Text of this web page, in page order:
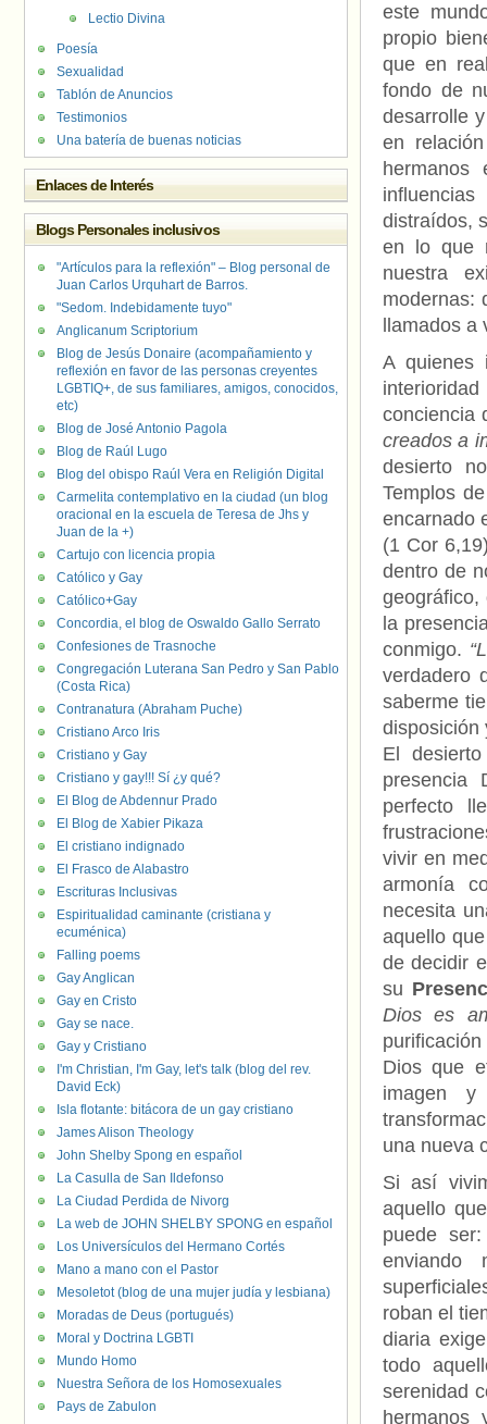
este
propio
que en
fondo de
desarrolle
en
distraídos,
en lo que
nuestra
modernas:
llamados a
A quienes
conciencia
creados a
desierto
Templos
encarnado
(1 Cor
dentro de
geográfico,
la
conmigo.
verdadero
saberme
disposición
El
presencia
perfecto
vivir en
armonía
necesita
aquello
de decidir
su
Dios es
Dios que
imagen
una nueva
Si así
aquello
puede
enviando
roban el
diaria
todo
serenidad
hermanos
Lectio Divina
Poesía
Sexualidad
Tablón de Anuncios
Testimonios
Una batería de buenas noticias
Enlaces de Interés
Blogs Personales inclusivos
"Artículos para la reflexión" – Blog personal de
Juan Carlos Urquhart de Barros.
"Sedom. Indebidamente tuyo"
Anglicanum Scriptorium
Blog de Jesús Donaire (acompañamiento y
reflexión en favor de las personas creyentes
LGBTIQ+, de sus familiares, amigos, conocidos,
etc)
Blog de José Antonio Pagola
Blog de Raúl Lugo
Blog del obispo Raúl Vera en Religión Digital
Carmelita contemplativo en la ciudad (un blog
oracional en la escuela de Teresa de Jhs y
Juan de la +)
Cartujo con licencia propia
Católico y Gay
Católico+Gay
Concordia, el blog de Oswaldo Gallo Serrato
Confesiones de Trasnoche
Congregación Luterana San Pedro y San Pablo
(Costa Rica)
Contranatura (Abraham Puche)
Cristiano Arco Iris
Cristiano y Gay
Cristiano y gay!!! Sí ¿y qué?
El Blog de Abdennur Prado
El Blog de Xabier Pikaza
El cristiano indignado
El Frasco de Alabastro
Escrituras Inclusivas
Espiritualidad caminante (cristiana y
ecuménica)
Falling poems
Gay Anglican
Gay en Cristo
Gay se nace.
Gay y Cristiano
I'm Christian, I'm Gay, let's talk (blog del rev.
David Eck)
Isla flotante: bitácora de un gay cristiano
James Alison Theology
John Shelby Spong en español
La Casulla de San Ildefonso
La Ciudad Perdida de Nivorg
La web de JOHN SHELBY SPONG en español
Los Universículos del Hermano Cortés
Mano a mano con el Pastor
Mesoletot (blog de una mujer judía y lesbiana)
Moradas de Deus (portugués)
Moral y Doctrina LGBTI
Mundo Homo
Nuestra Señora de los Homosexuales
Pays de Zabulon